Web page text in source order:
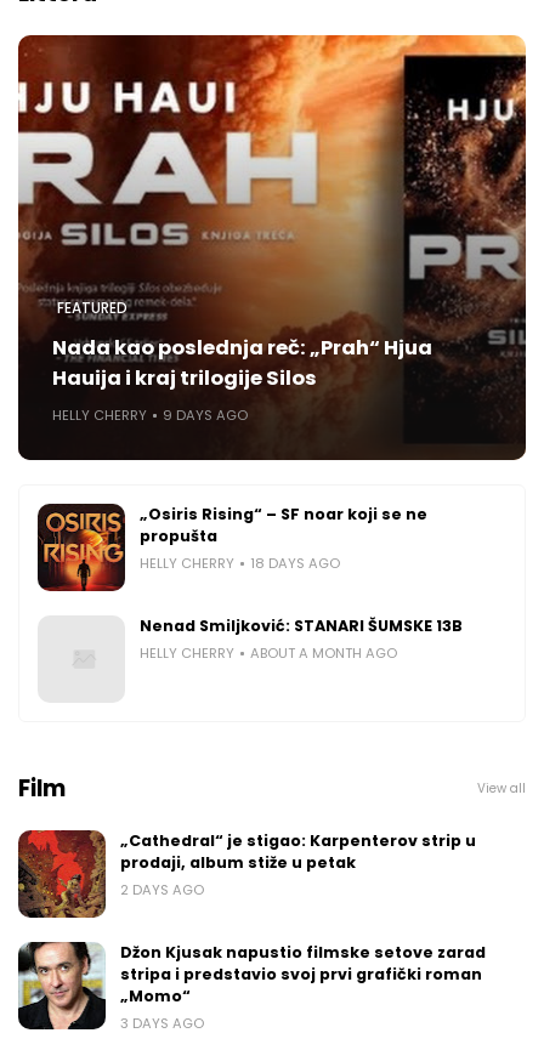
FEATURED
Nada kao poslednja reč: „Prah“ Hjua
Hauija i kraj trilogije Silos
HELLY CHERRY 9 DAYS AGO
„Osiris Rising“ – SF noar koji se ne
propušta
HELLY CHERRY 18 DAYS AGO
Nenad Smiljković: STANARI ŠUMSKE 13B
HELLY CHERRY ABOUT A MONTH AGO
Film View all
„Cathedral“ je stigao: Karpenterov strip u
prodaji, album stiže u petak
2 DAYS AGO
Džon Kjusak napustio filmske setove zarad
stripa i predstavio svoj prvi grafički roman
„Momo“
3 DAYS AGO